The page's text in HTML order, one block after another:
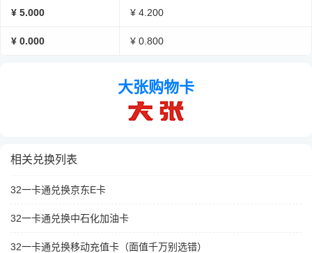
¥ 5.000 ¥ 4.200
¥ 0.000 ¥ 0.800
大张购物卡
相关兑换列表
32一卡通兑换京东E卡
32一卡通兑换中石化加油卡
32一卡通兑换移动充值卡（面值千万别选错）